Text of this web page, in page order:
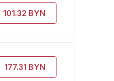
101.32 BYN
177.31 BYN